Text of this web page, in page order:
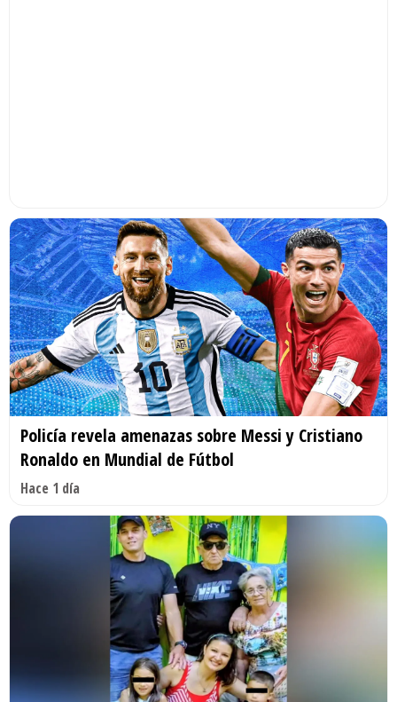
Policía revela amenazas sobre Messi y Cristiano
Ronaldo en Mundial de Fútbol
Hace 1 día